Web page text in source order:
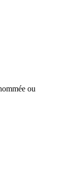
ou